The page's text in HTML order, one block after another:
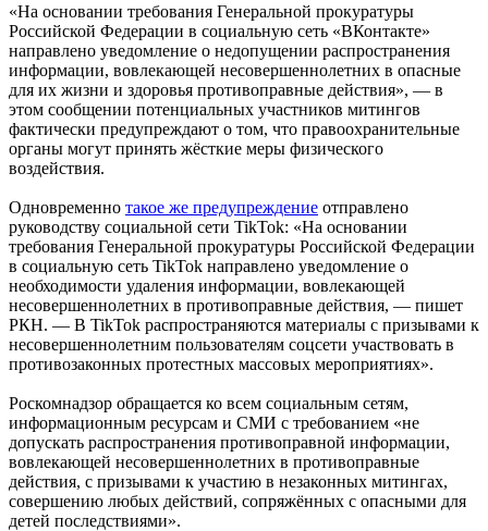
«На основании требования Генеральной прокуратуры
Российской Федерации в социальную сеть «ВКонтакте»
направлено уведомление о недопущении распространения
информации, вовлекающей несовершеннолетних в опасные
для их жизни и здоровья противоправные действия», — в
этом сообщении потенциальных участников митингов
фактически предупреждают о том, что правоохранительные
органы могут принять жёсткие меры физического
воздействия.
Одновременно такое же предупреждение отправлено
руководству социальной сети TikTok: «На основании
требования Генеральной прокуратуры Российской Федерации
в социальную сеть TikTok направлено уведомление о
необходимости удаления информации, вовлекающей
несовершеннолетних в противоправные действия, — пишет
РКН. — В TikTok распространяются материалы с призывами к
несовершеннолетним пользователям соцсети участвовать в
противозаконных протестных массовых мероприятиях».
Роскомнадзор обращается ко всем социальным сетям,
информационным ресурсам и СМИ с требованием «не
допускать распространения противоправной информации,
вовлекающей несовершеннолетних в противоправные
действия, с призывами к участию в незаконных митингах,
совершению любых действий, сопряжённых с опасными для
детей последствиями».